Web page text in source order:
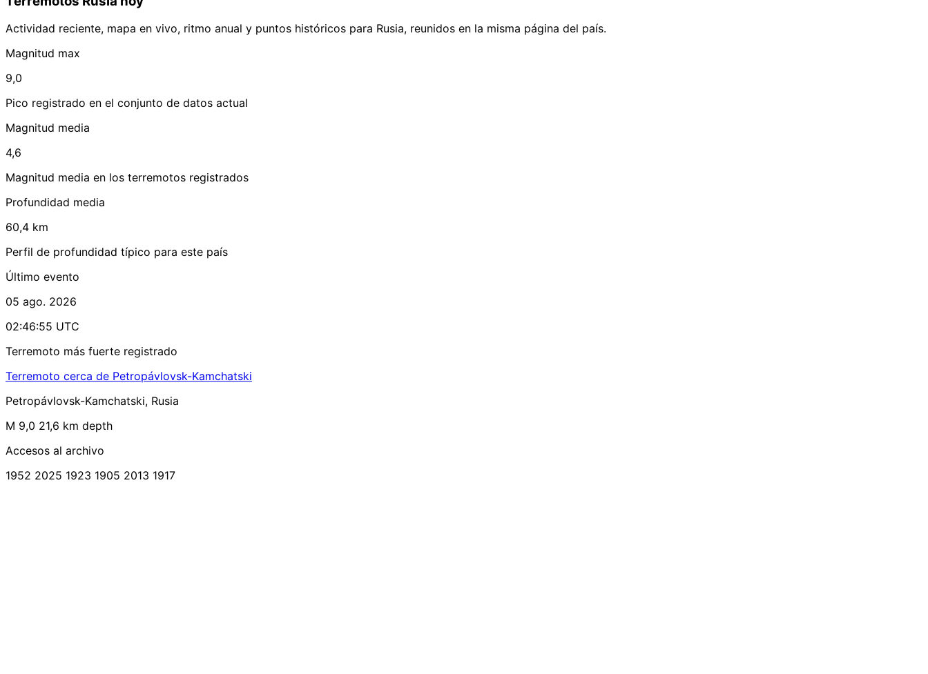
Actividad reciente, mapa en vivo, ritmo anual y puntos históricos para Rusia, reunidos en la misma página del país.
Magnitud max
9,0
Pico registrado en el conjunto de datos actual
Magnitud media
4,6
Magnitud media en los terremotos registrados
Profundidad media
60,4 km
Perfil de profundidad típico para este país
Último evento
05 ago. 2026
02:46:55 UTC
Terremoto más fuerte registrado
Terremoto cerca de Petropávlovsk-Kamchatski
Petropávlovsk-Kamchatski, Rusia
M 9,0 21,6 km depth
Accesos al archivo
1952 2025 1923 1905 2013 1917